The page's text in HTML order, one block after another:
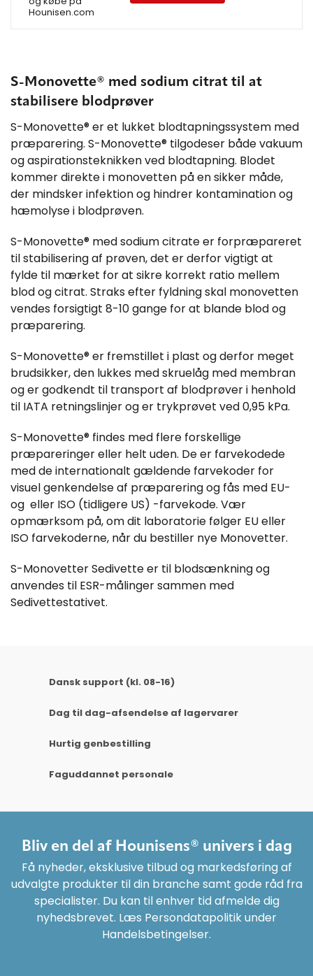
Hounisen.com
S-Monovette® med sodium citrat til at
stabilisere blodprøver
S-Monovette® er et lukket blodtapningssystem med
præparering. S-Monovette® tilgodeser både vakuum
og aspirationsteknikken ved blodtapning. Blodet
kommer direkte i monovetten på en sikker måde,
der mindsker infektion og hindrer kontamination og
hæmolyse i blodprøven.
S-Monovette® med sodium citrate er forpræpareret
til stabilisering af prøven, det er derfor vigtigt at
fylde til mærket for at sikre korrekt ratio mellem
blod og citrat. Straks efter fyldning skal monovetten
vendes forsigtigt 8-10 gange for at blande blod og
præparering.
S-Monovette® er fremstillet i plast og derfor meget
brudsikker, den lukkes med skruelåg med membran
og er godkendt til transport af blodprøver i henhold
til IATA retningslinjer og er trykprøvet ved 0,95 kPa.
S-Monovette® findes med flere forskellige
præpareringer eller helt uden. De er farvekodede
med de internationalt gældende farvekoder for
visuel genkendelse af præparering og fås med EU-
og eller ISO (tidligere US) -farvekode. Vær
opmærksom på, om dit laboratorie følger EU eller
ISO farvekoderne, når du bestiller nye Monovetter.
S-Monovetter Sedivette er til blodsænkning og
anvendes til ESR-målinger sammen med
Sedivettestativet.
Dansk support (kl. 08-16)
Dag til dag-afsendelse af lagervarer
Hurtig genbestilling
Faguddannet personale
Bliv en del af Hounisens® univers i dag
Få nyheder, eksklusive tilbud og markedsføring af
udvalgte produkter til din branche samt gode råd fra
specialister. Du kan til enhver tid afmelde dig
nyhedsbrevet. Læs Persondatapolitik under
Handelsbetingelser.